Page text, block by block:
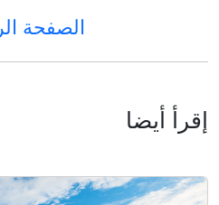
الصفحة
إقرأ أيضا